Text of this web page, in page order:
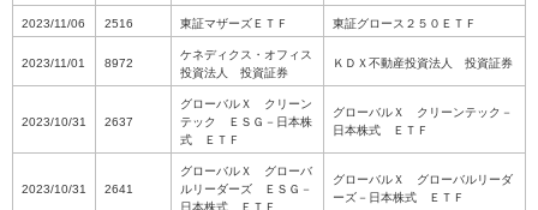
2023/11/06 2516 東証マザーズＥＴＦ 東証グロース２５０ＥＴＦ
2023/11/01 8972
ケネディクス・オフィス
投資法人 投資証券
ＫＤＸ不動産投資法人 投資証券
2023/10/31 2637
グローバルＸ クリーン
テック ＥＳＧ－日本株
式 ＥＴＦ
グローバルＸ クリーンテック－
日本株式 ＥＴＦ
2023/10/31 2641
グローバルＸ グローバ
ルリーダーズ ＥＳＧ－
日本株式 ＥＴＦ
グローバルＸ グローバルリーダ
ーズ－日本株式 ＥＴＦ